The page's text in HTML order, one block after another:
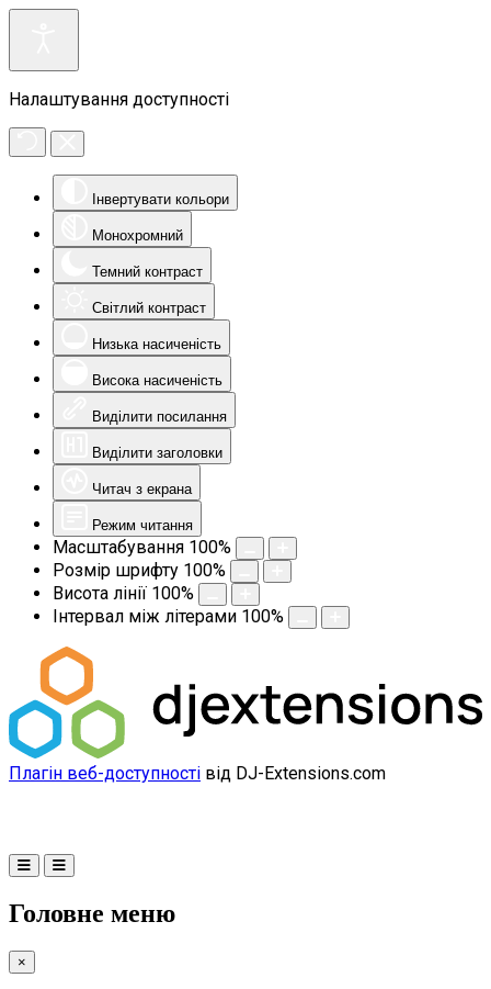
Налаштування доступності
Інвертувати кольори
Монохромний
Темний контраст
Світлий контраст
Низька насиченість
Висока насиченість
Виділити посилання
Виділити заголовки
Читач з екрана
Режим читання
Масштабування 100%
Розмір шрифту 100%
Висота лінії 100%
Інтервал між літерами 100%
Плагін веб-доступності від DJ-Extensions.com
Головне меню
×